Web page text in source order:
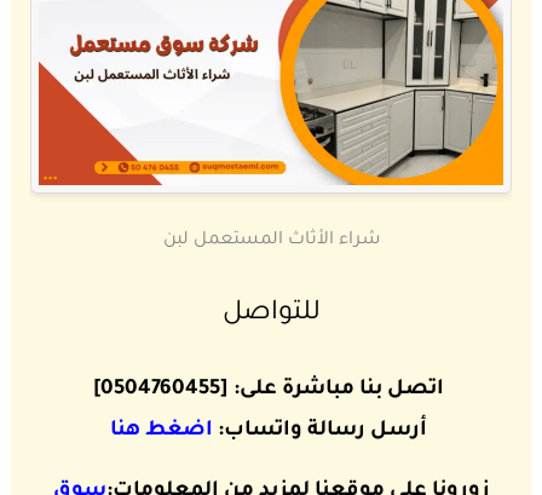
شراء الأثاث المستعمل لبن
للتواصل
اتصل بنا مباشرة على: [0504760455]
أرسل رسالة واتساب: اضغط هنا